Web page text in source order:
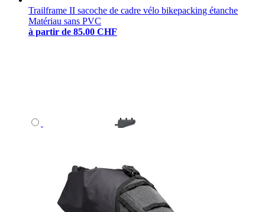
Trailframe II sacoche de cadre vélo bikepacking étanche
Matériau sans PVC
à partir de 85.00 CHF